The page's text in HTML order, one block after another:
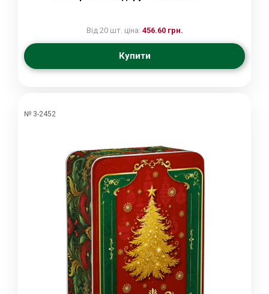
Від 20 шт. ціна: 456.60 грн.
Купити
№ 3-2452